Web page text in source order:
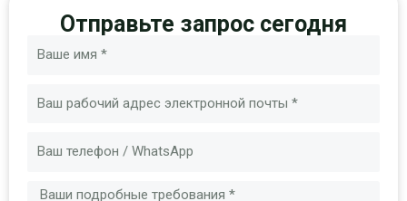
Отправьте запрос сегодня
Электронная